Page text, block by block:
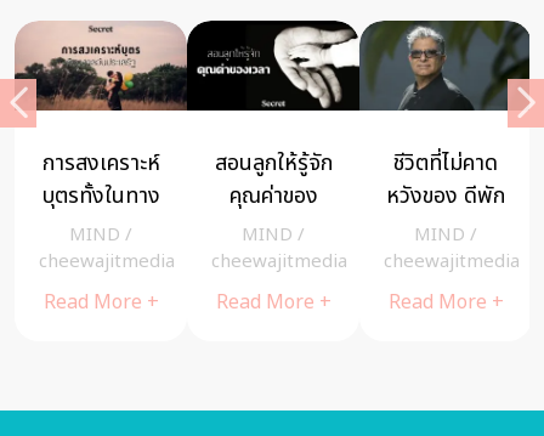
การสงเคราะห์
บุตรทั้งในทาง
โลกและทาง
ธรรม คือ
มงคลอัน
MIND /
cheewajitmedia
Read More +
สอนลูกให้รู้จัก
คุณค่าของ
เวลา ธรรมะ
จากท่าน
ปัญญานันท
MIND /
cheewajitmedia
Read More +
ชีวิตที่ไม่คาด
หวังของ ดีพัก
โชปรา
MIND /
cheewajitmedia
Read More +